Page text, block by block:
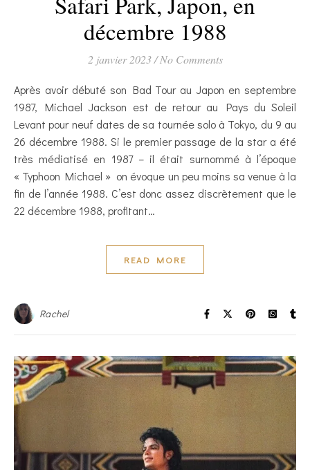
décembre 1988
2 janvier 2023 / No Comments
Après avoir débuté son Bad Tour au Japon en septembre
1987, Michael Jackson est de retour au Pays du Soleil
Levant pour neuf dates de sa tournée solo à Tokyo, du 9 au
26 décembre 1988. Si le premier passage de la star a été
très médiatisé en 1987 – il était surnommé à l’époque
« Typhoon Michael » on évoque un peu moins sa venue à la
fin de l’année 1988. C’est donc assez discrètement que le
22 décembre 1988, profitant…
READ MORE
Rachel